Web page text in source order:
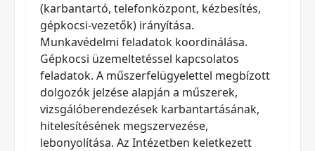
(karbantartó, telefonközpont, kézbesítés,
gépkocsi-vezetők) irányítása.
Munkavédelmi feladatok koordinálása.
Gépkocsi üzemeltetéssel kapcsolatos
feladatok. A műszerfelügyelettel megbízott
dolgozók jelzése alapján a műszerek,
vizsgálóberendezések karbantartásának,
hitelesítésének megszervezése,
lebonyolítása. Az Intézetben keletkezett